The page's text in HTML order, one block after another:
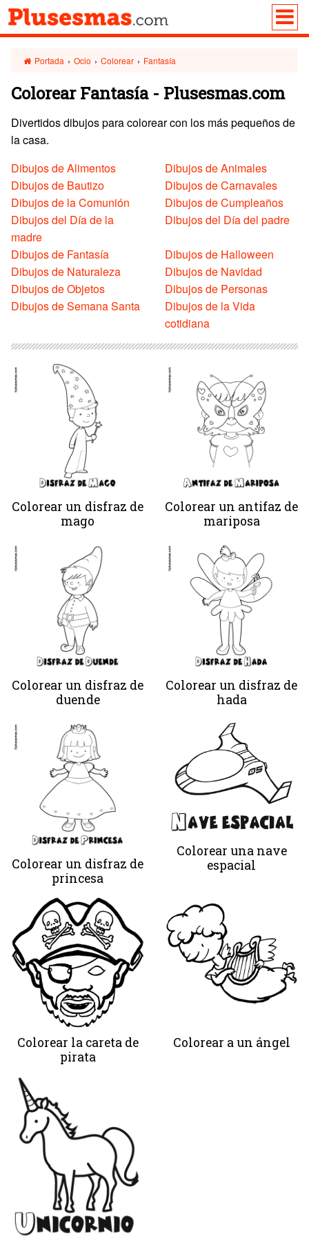
Portada › Ocio › Colorear › Fantasía
Colorear Fantasía - Plusesmas.com
Divertidos dibujos para colorear con los más pequeños de
la casa.
Dibujos de Alimentos
Dibujos de Animales
Dibujos de Bautizo
Dibujos de Carnavales
Dibujos de la Comunión
Dibujos de Cumpleaños
Dibujos del Día de la
madre
Dibujos del Día del padre
Dibujos de Fantasía
Dibujos de Halloween
Dibujos de Naturaleza
Dibujos de Navidad
Dibujos de Objetos
Dibujos de Personas
Dibujos de Semana Santa
Dibujos de la Vida
cotidiana
Colorear un disfraz de
mago
Colorear un antifaz de
mariposa
Colorear un disfraz de
duende
Colorear un disfraz de
hada
Colorear un disfraz de
princesa
Colorear una nave
espacial
Colorear la careta de
pirata
Colorear a un ángel